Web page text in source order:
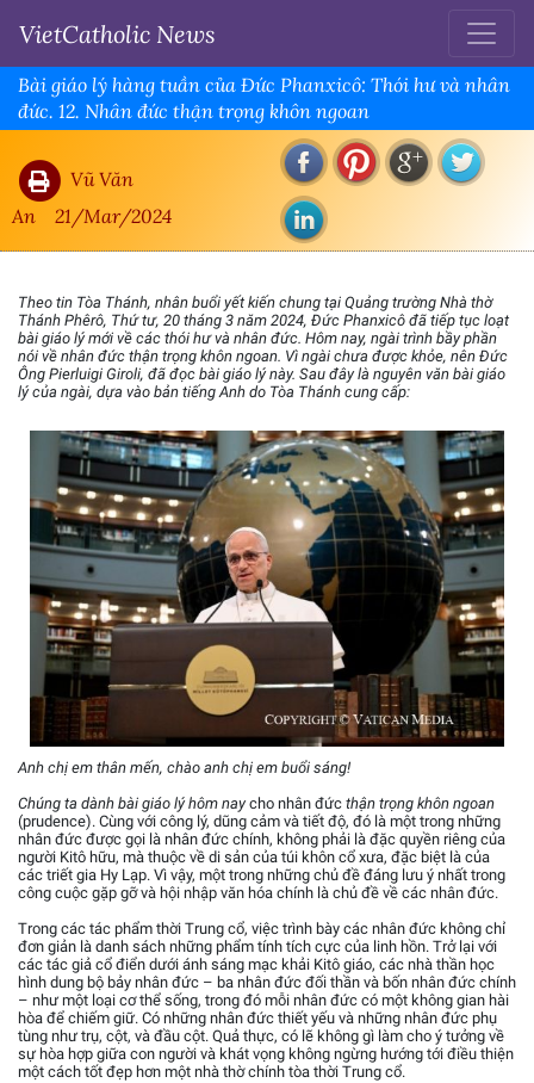
VietCatholic News
Bài giáo lý hàng tuần của Đức Phanxicô: Thói hư và nhân
đức. 12. Nhân đức thận trọng khôn ngoan
Vũ Văn
An
21/Mar/2024
Theo tin Tòa Thánh, nhân buổi yết kiến chung tại Quảng trường Nhà thờ
Thánh Phêrô, Thứ tư, 20 tháng 3 năm 2024, Đức Phanxicô đã tiếp tục loạt
bài giáo lý mới về các thói hư và nhân đức. Hôm nay, ngài trình bầy phần
nói về nhân đức thận trọng khôn ngoan. Vì ngài chưa được khỏe, nên Đức
Ông Pierluigi Giroli, đã đọc bài giáo lý này. Sau đây là nguyên văn bài giáo
lý của ngài, dựa vào bản tiếng Anh do Tòa Thánh cung cấp:
Anh chị em thân mến, chào anh chị em buổi sáng!
Chúng ta dành bài giáo lý hôm naycho nhân đức thận trọng khôn ngoan
(prudence). Cùng với công lý, dũng cảm và tiết độ, đó là một trong những
nhân đức được gọi là nhân đức chính, không phải là đặc quyền riêng của
người Kitô hữu, mà thuộc về di sản của túi khôn cổ xưa, đặc biệt là của
các triết gia Hy Lạp. Vì vậy, một trong những chủ đề đáng lưu ý nhất trong
công cuộc gặp gỡ và hội nhập văn hóa chính là chủ đề về các nhân đức.
Trong các tác phẩm thời Trung cổ, việc trình bày các nhân đức không chỉ
đơn giản là danh sách những phẩm tính tích cực của linh hồn. Trở lại với
các tác giả cổ điển dưới ánh sáng mạc khải Kitô giáo, các nhà thần học
hình dung bộ bảy nhân đức – ba nhân đức đối thần và bốn nhân đức chính
– như một loại cơ thể sống, trong đó mỗi nhân đức có một không gian hài
hòa để chiếm giữ. Có những nhân đức thiết yếu và những nhân đức phụ
tùng như trụ, cột, và đầu cột. Quả thực, có lẽ không gì làm cho ý tưởng về
sự hòa hợp giữa con người và khát vọng không ngừng hướng tới điều thiện
một cách tốt đẹp hơn một nhà thờ chính tòa thời Trung cổ.